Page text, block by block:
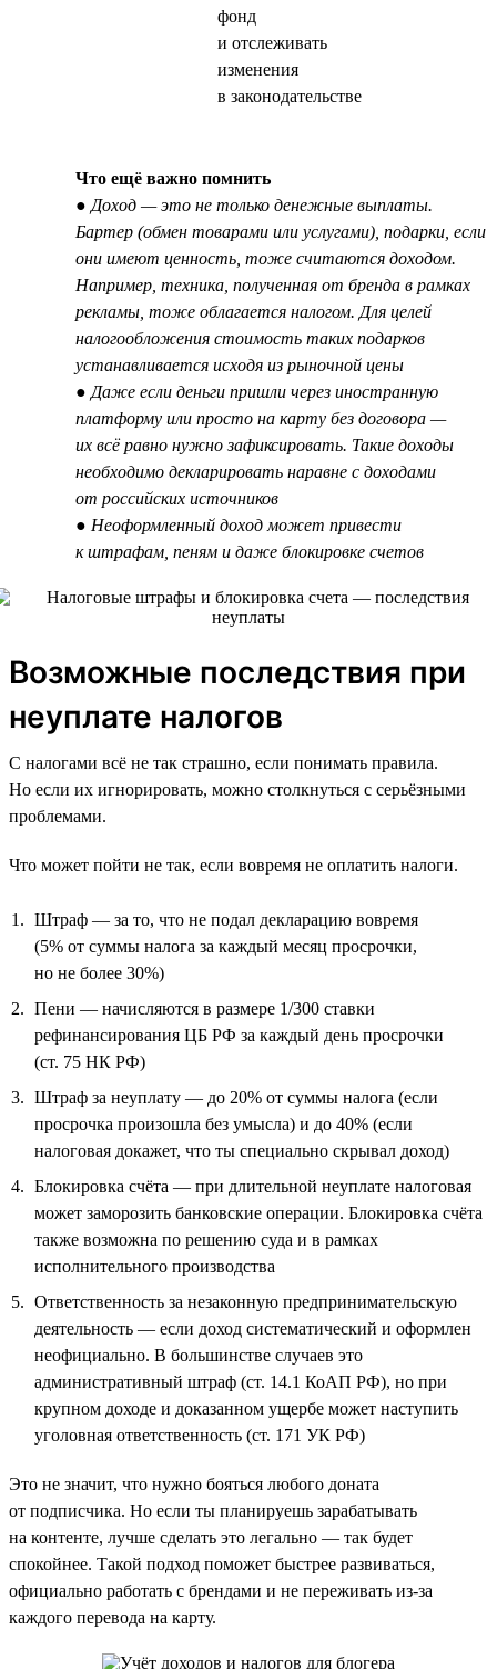
фонд
и отслеживать
изменения
в законодательстве
Что ещё важно помнить
● Доход — это не только денежные выплаты.
Бартер (обмен товарами или услугами), подарки, если
они имеют ценность, тоже считаются доходом.
Например, техника, полученная от бренда в рамках
рекламы, тоже облагается налогом. Для целей
налогообложения стоимость таких подарков
устанавливается исходя из рыночной цены
● Даже если деньги пришли через иностранную
платформу или просто на карту без договора —
их всё равно нужно зафиксировать. Такие доходы
необходимо декларировать наравне с доходами
от российских источников
● Неоформленный доход может привести
к штрафам, пеням и даже блокировке счетов
Возможные последствия при
неуплате налогов
С налогами всё не так страшно, если понимать правила.
Но если их игнорировать, можно столкнуться с серьёзными
проблемами.
Что может пойти не так, если вовремя не оплатить налоги.
Штраф — за то, что не подал декларацию вовремя
(5% от суммы налога за каждый месяц просрочки,
но не более 30%)
Пени — начисляются в размере 1/300 ставки
рефинансирования ЦБ РФ за каждый день просрочки
(ст. 75 НК РФ)
Штраф за неуплату — до 20% от суммы налога (если
просрочка произошла без умысла) и до 40% (если
налоговая докажет, что ты специально скрывал доход)
Блокировка счёта — при длительной неуплате налоговая
может заморозить банковские операции. Блокировка счёта
также возможна по решению суда и в рамках
исполнительного производства
Ответственность за незаконную предпринимательскую
деятельность — если доход систематический и оформлен
неофициально. В большинстве случаев это
административный штраф (ст. 14.1 КоАП РФ), но при
крупном доходе и доказанном ущербе может наступить
уголовная ответственность (ст. 171 УК РФ)
Это не значит, что нужно бояться любого доната
от подписчика. Но если ты планируешь зарабатывать
на контенте, лучше сделать это легально — так будет
спокойнее. Такой подход поможет быстрее развиваться,
официально работать с брендами и не переживать из-за
каждого перевода на карту.